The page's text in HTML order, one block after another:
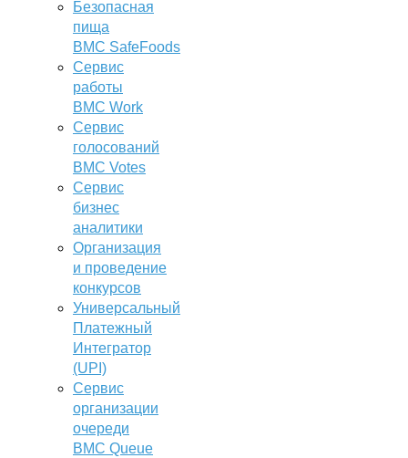
Безопасная
пища
BMC SafeFoods
Сервис
работы
BMC Work
Сервис
голосований
BMC Votes
Сервис
бизнес
аналитики
Организация
и проведение
конкурсов
Универсальный
Платежный
Интегратор
(UPI)
Сервис
организации
очереди
BMC Queue